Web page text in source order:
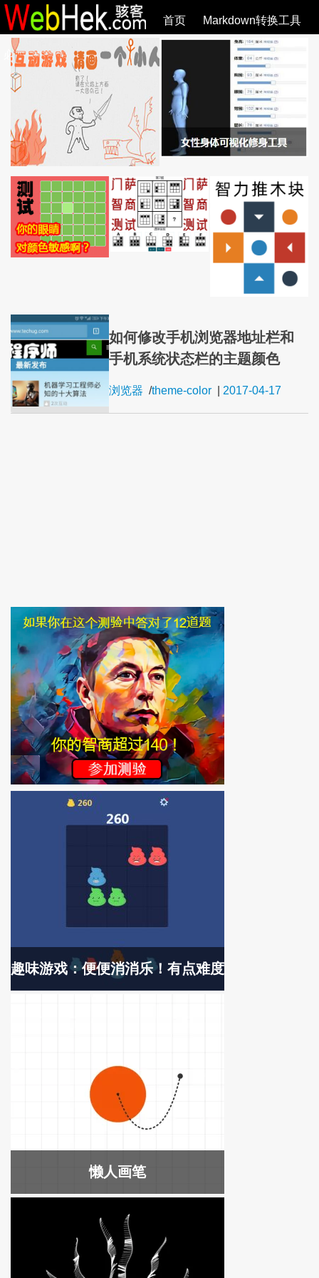
首页 Markdown转换工具
必观作品 SVG教程 SVG手册 全部文章
如何修改手机浏览器地址栏和
手机系统状态栏的主题颜色
浏览器 /theme-color 2017-04-17
趣味游戏：便便消消乐！有点难度
懒人画笔